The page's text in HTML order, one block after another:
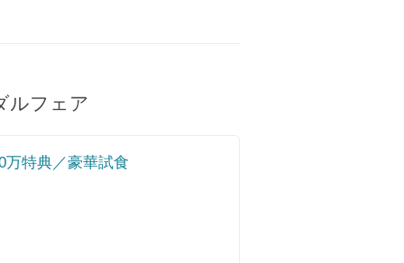
ルフェア
万特典／豪華試食